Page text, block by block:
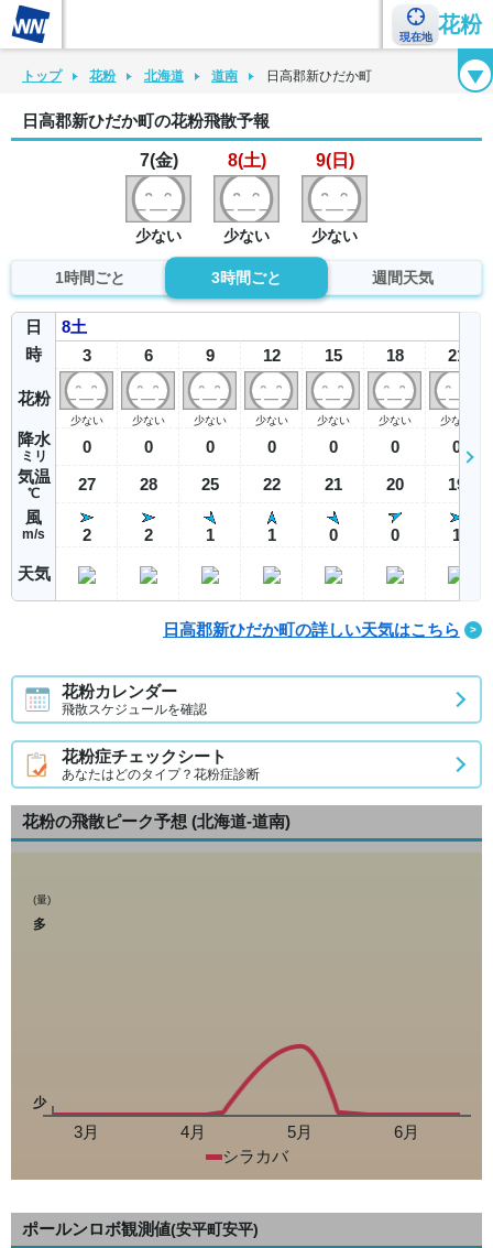
現在地
花粉
花粉カレンダー 花粉図鑑 花粉症チェックシート 花粉症ハンドブック
トップ 花粉 北海道 道南 日高郡新ひだか町
日高郡新ひだか町の花粉飛散予報
7(金)
少ない
8(土)
少ない
9(日)
少ない
1時間ごと 3時間ごと 週間天気
日
時
花粉
降水
ミリ
気温
℃
風
m/s
天気
8土
3
少ない
0
27
2
6
少ない
0
28
2
9
少ない
0
25
1
12
少ない
0
22
1
15
少ない
0
21
0
18
少ない
0
20
0
21
少ない
0
19
1
日高郡新ひだか町の詳しい天気はこちら
花粉カレンダー
飛散スケジュールを確認
花粉症チェックシート
あなたはどのタイプ？花粉症診断
花粉の飛散ピーク予想 (北海道-道南)
(量)
多
少
3月 4月 5月
6月
シラカバ
ポールンロボ観測値(安平町安平)